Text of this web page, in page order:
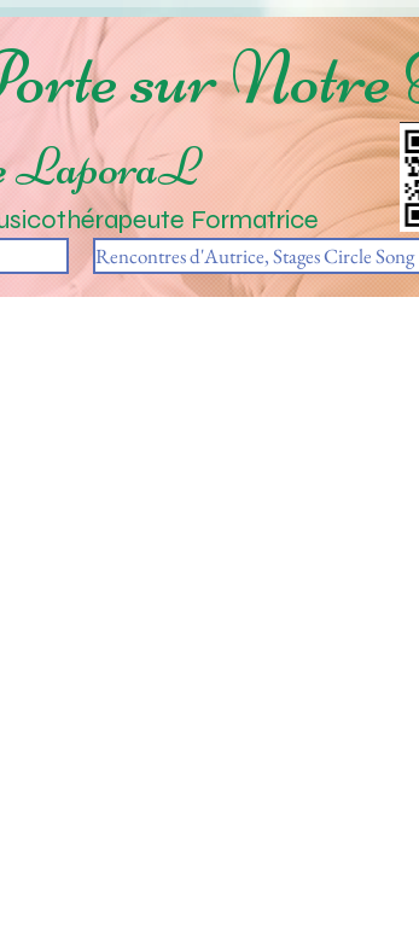
sur
LaporaL
Formatrice
Rencontres d'Autrice, Stages Circle Song